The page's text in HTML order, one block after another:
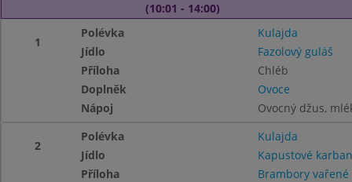
(10:01 - 14:00)
1
Polévka
Kulajda
Jídlo
Fazolový guláš
Příloha
Chléb
Doplněk
Ovoce
Nápoj
Ovocný džus,
2
Polévka
Kulajda
Jídlo
Kapustové
Příloha
Brambory vařené